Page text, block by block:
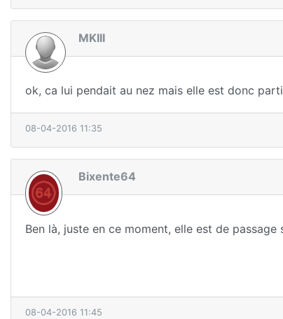
MKIII
ok, ca lui pendait au nez mais elle est donc
08-04-2016 11:35
Bixente64
Ben là, juste en ce moment, elle est de passage
08-04-2016 11:45